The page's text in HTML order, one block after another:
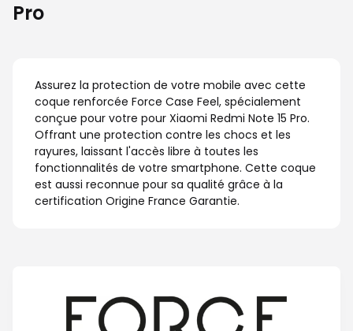
Pro
Assurez la protection de votre mobile avec cette
coque renforcée Force Case Feel, spécialement
conçue pour votre pour Xiaomi Redmi Note 15 Pro.
Offrant une protection contre les chocs et les
rayures, laissant l'accès libre à toutes les
fonctionnalités de votre smartphone. Cette coque
est aussi reconnue pour sa qualité grâce à la
certification Origine France Garantie.